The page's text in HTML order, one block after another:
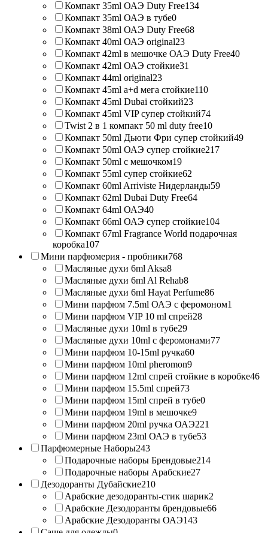
Компакт 35ml ОАЭ Duty Free134
Компакт 35ml ОАЭ в тубе0
Компакт 38ml ОАЭ Duty Free68
Компакт 40ml ОАЭ original23
Компакт 42ml в мешочке ОАЭ Duty Free40
Компакт 42ml ОАЭ стойкие31
Компакт 44ml original23
Компакт 45ml a+d мега стойкие110
Компакт 45ml Dubai стойкий23
Компакт 45ml VIP супер стойкий74
Twist 2 в 1 компакт 50 ml duty free10
Компакт 50ml Дьюти Фри супер стойкий49
Компакт 50ml ОАЭ супер стойкие217
Компакт 50ml с мешочком19
Компакт 55ml супер стойкие62
Компакт 60ml Arriviste Нидерланды59
Компакт 62ml Dubai Duty Free64
Компакт 64ml ОАЭ40
Компакт 66ml ОАЭ супер стойкие104
Компакт 67ml Fragrance World подарочная
коробка107
Мини парфюмерия - пробники768
Масляные духи 6ml Aksa8
Масляные духи 6ml Al Rehab8
Масляные духи 6ml Hayat Perfume86
Мини парфюм 7.5ml ОАЭ с феромоном1
Мини парфюм VIP 10 ml спрей28
Масляные духи 10ml в тубе29
Масляные духи 10ml с феромонами77
Мини парфюм 10-15ml ручка60
Мини парфюм 10ml pheromon9
Мини парфюм 12ml спрей стойкие в коробке46
Мини парфюм 15.5ml спрей73
Мини парфюм 15ml спрей в тубе0
Мини парфюм 19ml в мешочке9
Мини парфюм 20ml ручка ОАЭ221
Мини парфюм 23ml ОАЭ в тубе53
Парфюмерные Наборы243
Подарочные наборы Брендовые214
Подарочные наборы Арабские27
Дезодоранты Дубайские210
Арабские дезодоранты-стик шарик2
Арабские Дезодоранты брендовые66
Арабские Дезодоранты ОАЭ143